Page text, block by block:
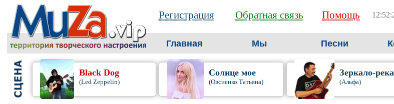
Регистрация Обратная связь Помощь
Главная Мы Песни
Black Dog
(Led Zeppelin)
Солнце мое
(Овсиенко Татьяна)
Зеркало-река
(Альфа)